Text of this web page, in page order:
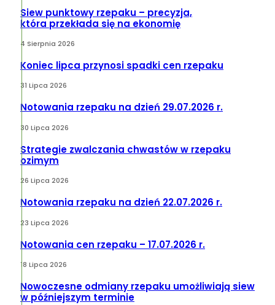
Siew punktowy rzepaku – precyzja,
która przekłada się na ekonomię
4 Sierpnia 2026
Koniec lipca przynosi spadki cen rzepaku
31 Lipca 2026
Notowania rzepaku na dzień 29.07.2026 r.
30 Lipca 2026
Strategie zwalczania chwastów w rzepaku
ozimym
26 Lipca 2026
Notowania rzepaku na dzień 22.07.2026 r.
23 Lipca 2026
Notowania cen rzepaku – 17.07.2026 r.
18 Lipca 2026
Nowoczesne odmiany rzepaku umożliwiają siew
w późniejszym terminie